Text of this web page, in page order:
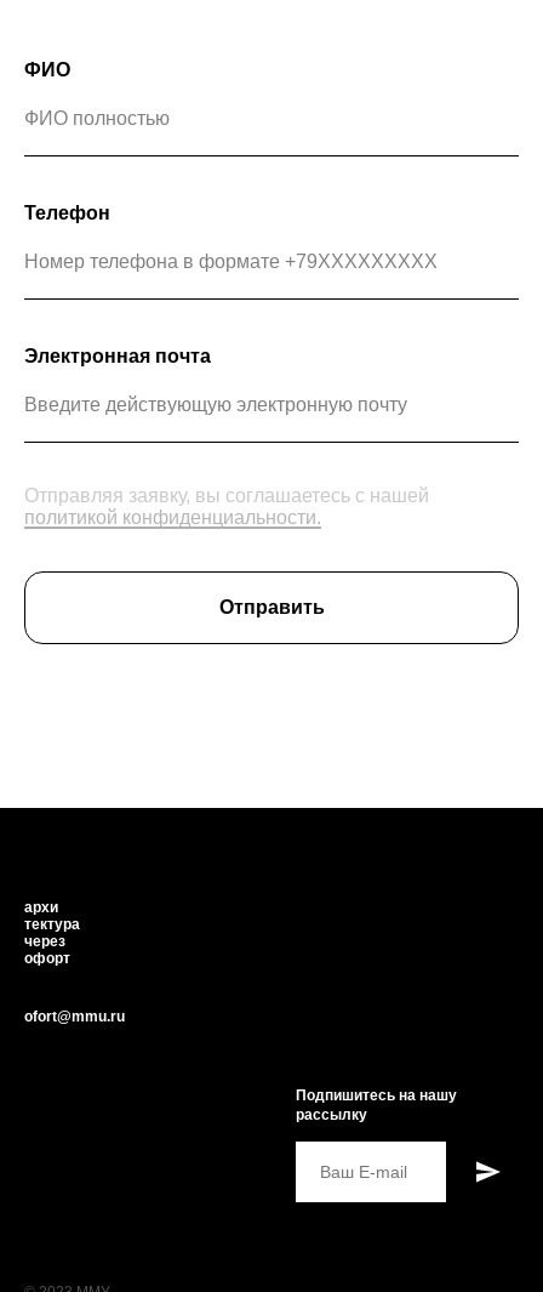
ФИО
Телефон
Электронная почта
Отправляя заявку, вы соглашаетесь с нашей
политикой конфиденциальности.
Отправить
архи
тектура
через
офорт
ofort@mmu.ru
Подпишитесь на нашу
рассылку